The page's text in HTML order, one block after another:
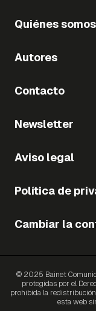
Quiénes somos
Autores
Contacto
Newsletter
Aviso legal
Política de
Cambiar la
© 2025 Bainet
protegidas por el
prohibida la
esta web